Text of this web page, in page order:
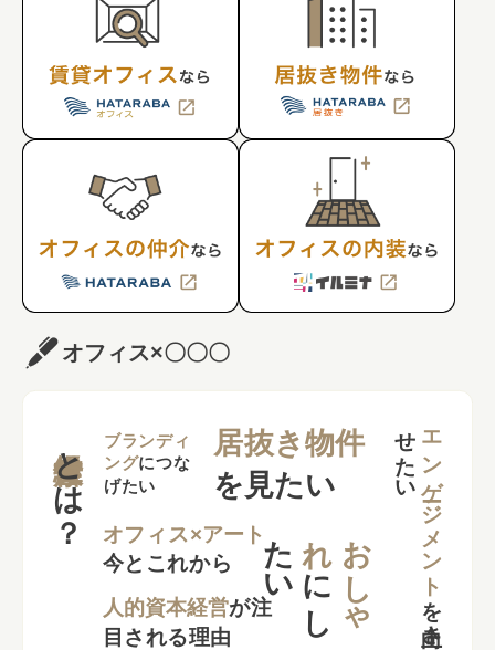
オフィス×〇〇〇
とは？
ブランディ
ングにつな
げたい
居抜き物件
を見たい
オフィス×アート
今とこれから
人的資本経営が注
目される理由
お
し
ゃ
れ
に
し
た
い エンゲージメント
を
向上さ
せ
た
い